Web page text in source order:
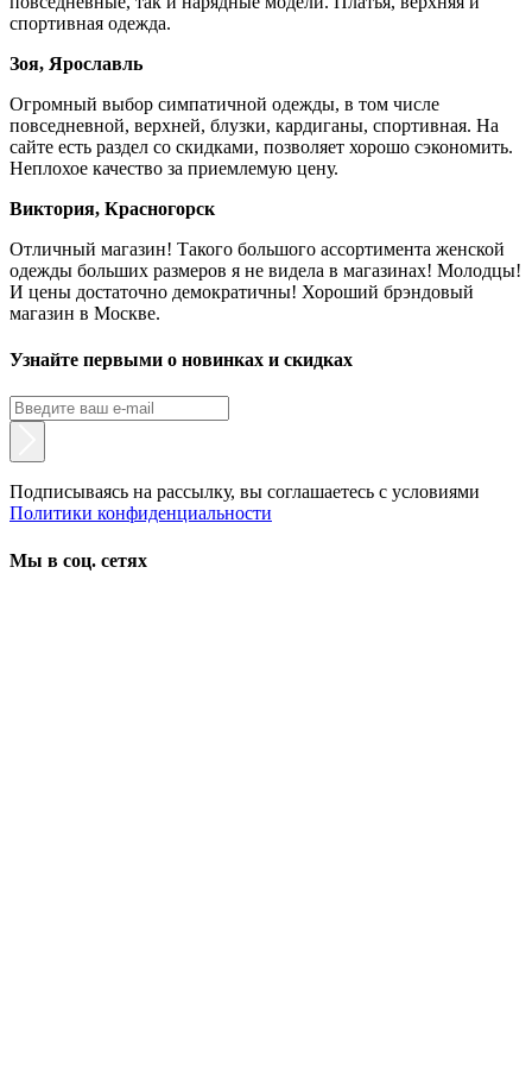
спортивная одежда.
Зоя, Ярославль
Огромный выбор симпатичной одежды, в том числе
повседневной, верхней, блузки, кардиганы, спортивная. На
сайте есть раздел со скидками, позволяет хорошо сэкономить.
Неплохое качество за приемлемую цену.
Виктория, Красногорск
Отличный магазин! Такого большого ассортимента женской
одежды больших размеров я не видела в магазинах! Молодцы!
И цены достаточно демократичны! Хороший брэндовый
магазин в Москве.
Узнайте первыми о новинках и скидках
Подписываясь на рассылку, вы соглашаетесь с условиями
Политики конфиденциальности
Мы в соц. сетях